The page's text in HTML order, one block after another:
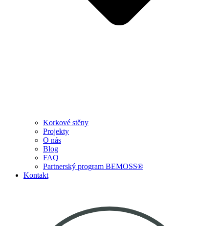
Korkové stěny
Projekty
O nás
Blog
FAQ
Partnerský program BEMOSS®
Kontakt